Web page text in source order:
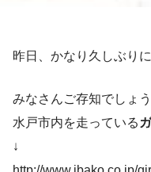
昨日、かなり久しぶり
みなさんご存知でしょ
水戸市内を走っている
↓